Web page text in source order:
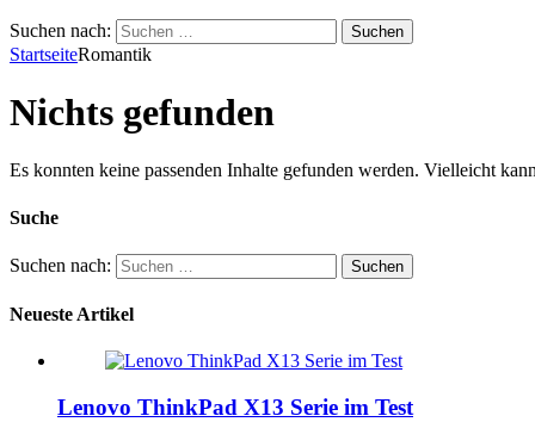
Suchen nach:
StartseiteRomantik
Nichts gefunden
Es konnten keine passenden Inhalte gefunden werden. Vielleicht
Suche
Suchen nach:
Neueste Artikel
Lenovo ThinkPad X13 Serie im Test